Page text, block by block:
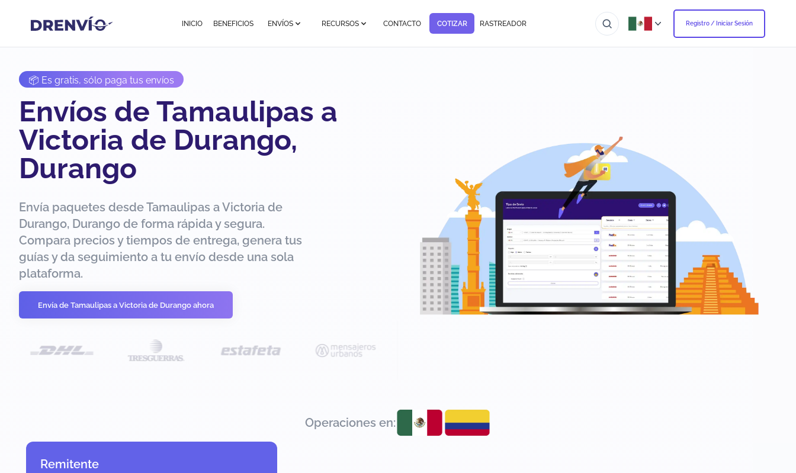
INICIO BENEFICIOS ENVÍOS RECURSOS CONTACTO COTIZAR RASTREADOR Registro / Iniciar Sesión
📦 Es gratis, sólo paga tus envíos
Envíos de Tamaulipas a
Victoria de Durango,
Durango
Envía paquetes desde Tamaulipas a Victoria de
Durango, Durango de forma rápida y segura.
Compara precios y tiempos de entrega, genera tus
guías y da seguimiento a tu envío desde una sola
plataforma.
Envía de Tamaulipas a Victoria de Durango ahora
Operaciones en:
Remitente